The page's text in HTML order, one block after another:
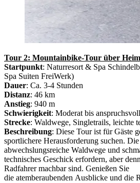
Tour 2: Mountainbike-Tour über
Startpunkt: Naturresort & Spa
Spa Suiten FreiWerk)
Dauer: Ca. 3-4 Stunden
Distanz: 46 km
Anstieg: 940 m
Schwierigkeit: Moderat bis
Strecke: Waldwege, Singletrails, leichte
Beschreibung: Diese Tour ist für Gäste
sportlichere Herausforderung suchen.
abwechslungsreiche Waldwege und
technisches Geschick erfordern, aber
Radfahrer machbar sind. Genießen Sie
die atemberaubenden Ausblicke und die